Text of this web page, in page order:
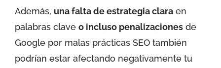
Además, una falta de estrategia clara en
palabras clave o incluso penalizaciones de
Google por malas prácticas SEO también
podrían estar afectando negativamente tu